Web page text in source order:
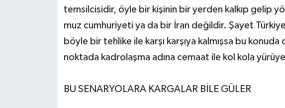
temsilcisidir, öyle bir kişinin bir yerden kalkıp gelip
muz cumhuriyeti ya da bir İran değildir. Şayet
böyle bir tehlike ile karşı karşıya kalmışsa bu konuda
noktada kadrolaşma adına cemaat ile kol kola
BU SENARYOLARA KARGALAR BİLE GÜLER